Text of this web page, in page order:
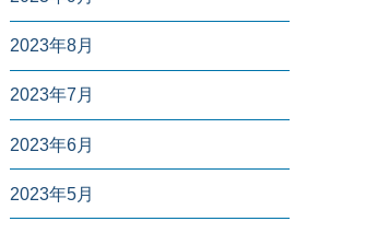
2023年8月
2023年7月
2023年6月
2023年5月